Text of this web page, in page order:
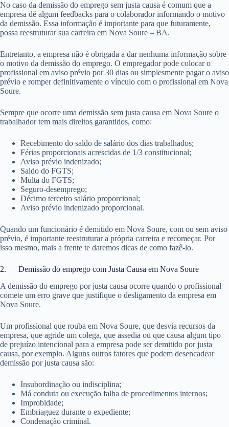
No caso da demissão do emprego sem justa causa é comum que a
empresa dê algum feedbacks para o colaborador informando o motivo
da demissão. Essa informação é importante para que futuramente,
possa reestruturar sua carreira em Nova Soure – BA.
Entretanto, a empresa não é obrigada a dar nenhuma informação sobre
o motivo da demissão do emprego. O empregador pode colocar o
profissional em aviso prévio por 30 dias ou simplesmente pagar o aviso
prévio e romper definitivamente o vínculo com o profissional em Nova
Soure.
Sempre que ocorre uma demissão sem justa causa em Nova Soure o
trabalhador tem mais direitos garantidos, como:
Recebimento do saldo de salário dos dias trabalhados;
Férias proporcionais acrescidas de 1/3 constitucional;
Aviso prévio indenizado;
Saldo do FGTS;
Multa do FGTS;
Seguro-desemprego;
Décimo terceiro salário proporcional;
Aviso prévio indenizado proporcional.
Quando um funcionário é demitido em Nova Soure, com ou sem aviso
prévio, é importante reestruturar a própria carreira e recomeçar. Por
isso mesmo, mais a frente te daremos dicas de como fazê-lo.
2. Demissão do emprego com Justa Causa em Nova Soure
A demissão do emprego por justa causa ocorre quando o profissional
comete um erro grave que justifique o desligamento da empresa em
Nova Soure.
Um profissional que rouba em Nova Soure, que desvia recursos da
empresa, que agride um colega, que assedia ou que causa algum tipo
de prejuízo intencional para a empresa pode ser demitido por justa
causa, por exemplo. Alguns outros fatores que podem desencadear
demissão por justa causa são:
Insubordinação ou indisciplina;
Má conduta ou execução falha de procedimentos internos;
Improbidade;
Embriaguez durante o expediente;
Condenação criminal.